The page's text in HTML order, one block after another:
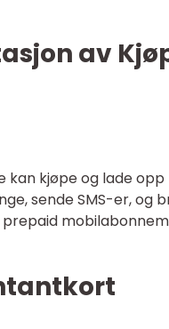
av
kjøpe og lade
sende SMS-er, og